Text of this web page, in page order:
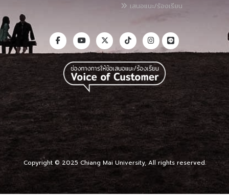
เสนอแนะ/ร้องเรียน
Copyright © 2025 Chiang Mai University, All rights reserved.